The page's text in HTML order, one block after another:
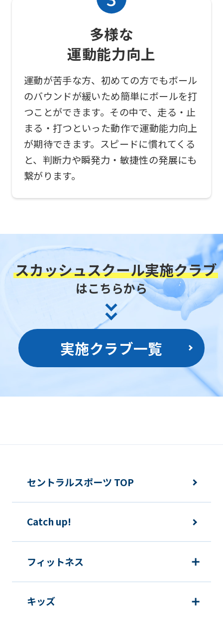
多様な
運動能力向上
運動が苦手な方、初めての方でもボール
のバウンドが緩いため簡単にボールを打
つことができます。その中で、走る・止
まる・打つといった動作で運動能力向上
が期待できます。スピードに慣れてくる
と、判断力や瞬発力・敏捷性の発展にも
繋がります。
スカッシュスクール実施クラブ
はこちらから
実施クラブ一覧
use
an
automatic
translation
service,
the
Japanese
version
of
this
be
mechanically,
so
it
may
not
be
an
accurate
translation
from
content.
We
understand
セントラルスポーツ TOP
Catch up!
フィットネス
キッズ